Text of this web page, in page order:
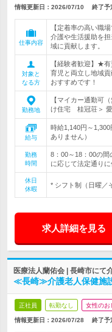
情報更新日：2026/07/10 終了予
仕事内容
【定着率の高い職
介護や生活援助を
域に貢献します。
対象と
なる方
【経験者歓迎】★
育児と両立し地域
おすすめです！
勤務地
【マイカー通勤可
け住宅 桂冠荘＞
給与
時給1,140円～
ありません）
勤務
時間
8：00～18：00の
に応じて法定通り
休日
休暇
* シフト制（日曜／
求人詳細を見る
医療法人蘭佑会 | 長崎市にて
≪長崎≫介護老人保健施
正社員 転勤なし 女性のお
情報更新日：2026/07/28 終了予